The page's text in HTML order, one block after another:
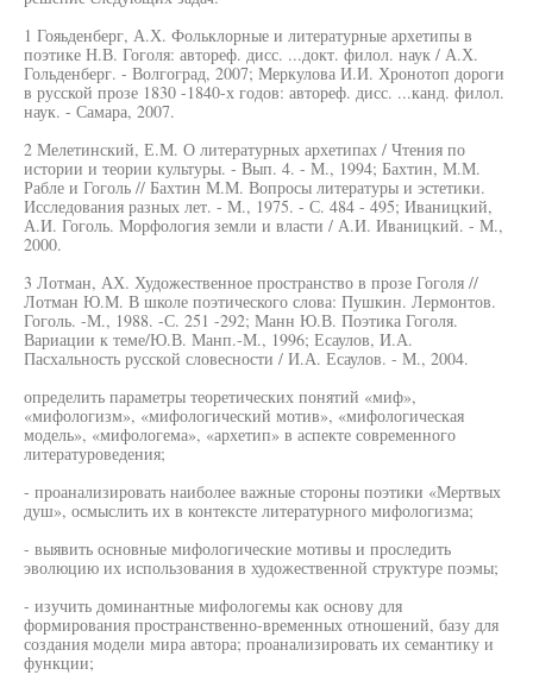
1 Гояьденберг, А.Х. Фольклорные и литературные архетипы в
поэтике Н.В. Гоголя: автореф. дисс. ...докт. филол. наук / А.Х.
Гольденберг. - Волгоград, 2007; Меркулова И.И. Хронотоп дороги
в русской прозе 1830 -1840-х годов: автореф. дисс. ...канд. филол.
наук. - Самара, 2007.
2 Мелетинский, Е.М. О литературных архетипах / Чтения по
истории и теории культуры. - Вып. 4. - М., 1994; Бахтин, М.М.
Рабле и Гоголь // Бахтин М.М. Вопросы литературы и эстетики.
Исследования разных лет. - М., 1975. - С. 484 - 495; Иваницкий,
А.И. Гоголь. Морфология земли и власти / А.И. Иваницкий. - М.,
2000.
3 Лотман, АХ. Художественное пространство в прозе Гоголя //
Лотман Ю.М. В школе поэтического слова: Пушкин. Лермонтов.
Гоголь. -М., 1988. -С. 251 -292; Манн Ю.В. Поэтика Гоголя.
Вариации к теме/Ю.В. Манп.-М., 1996; Есаулов, И.А.
Пасхальность русской словесности / И.А. Есаулов. - М., 2004.
определить параметры теоретических понятий «миф»,
«мифологизм», «мифологический мотив», «мифологическая
модель», «мифологема», «архетип» в аспекте современного
литературоведения;
- проанализировать наиболее важные стороны поэтики «Мертвых
душ», осмыслить их в контексте литературного мифологизма;
- выявить основные мифологические мотивы и проследить
эволюцию их использования в художественной структуре поэмы;
- изучить доминантные мифологемы как основу для
формирования пространственно-временных отношений, базу для
создания модели мира автора; проанализировать их семантику и
функции;